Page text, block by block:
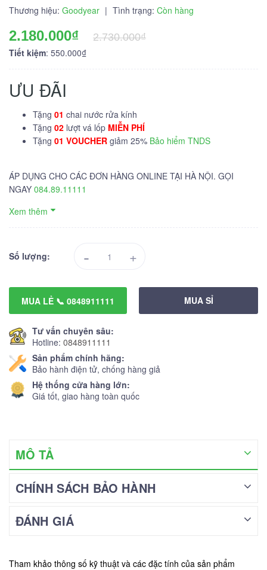
Thương hiệu: Goodyear | Tình trạng: Còn hàng
2.180.000₫
2.730.000₫
Tiết kiệm: 550.000₫
ƯU ĐÃI
Tặng 01 chai nước rửa kính
Tặng 02 lượt vá lốp MIỄN PHÍ
Tặng 01 VOUCHER giảm 25% Bảo hiểm TNDS
ÁP DỤNG CHO CÁC ĐƠN HÀNG ONLINE TẠI HÀ NỘI. GỌI
NGAY 084.89.11111
Xem thêm
Số lượng: - +
MUA LẺ 📞 0848911111 MUA SỈ
Tư vấn chuyên sâu:
Hotline: 0848911111
Sản phẩm chính hãng:
Bảo hành điện tử, chống hàng giả
Hệ thống cửa hàng lớn:
Giá tốt, giao hàng toàn quốc
MÔ TẢ
CHÍNH SÁCH BẢO HÀNH
ĐÁNH GIÁ
Tham khảo thông số kỹ thuật và các đặc tính của sản phẩm